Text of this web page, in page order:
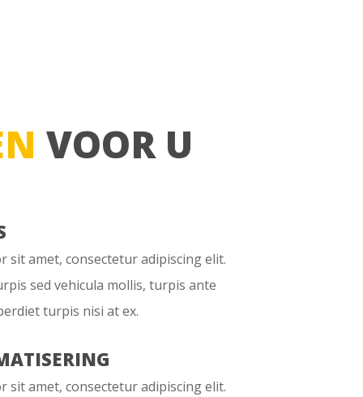
VOOR U
sit amet, consectetur adipiscing elit.
sed vehicula mollis, turpis ante
turpis nisi at ex.
sit amet, consectetur adipiscing elit.